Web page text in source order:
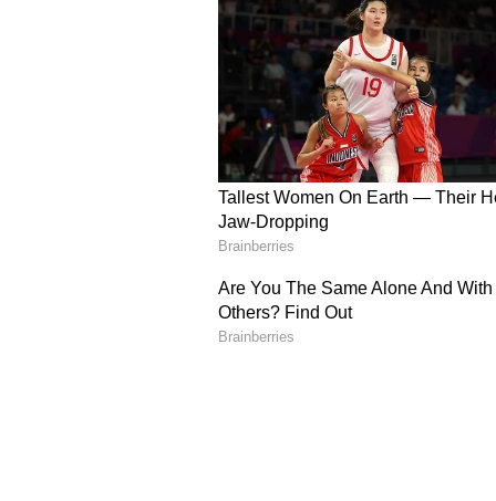
Image Credit : Freepik
ನೀರನ್ನು ಬಿಟ್ಟು ಮಣ್ಣಿನಲ್ಲಿ ಬೆಳೆಸಿ
ನೀರನ್ನು ಬಿಟ್ಟು ಮಣ್ಣಿನಲ್ಲಿ ಬೆಳೆಸಿ
ಮಣ್ಣಿನಲ್ಲಿ ಬೆಳೆಸುವುದರಿಂದ ಗಿಡಕ್ಕೆ
ಬೇರುಗಳಿಗೆ ಗಾಳಿ ಸಿಗುವುದರಿಂದ
ಗಿಡಕ್ಕಿಂತ ಹೆಚ್ಚು ಆರೋಗ್ಯಕರ ಮತ್ತು